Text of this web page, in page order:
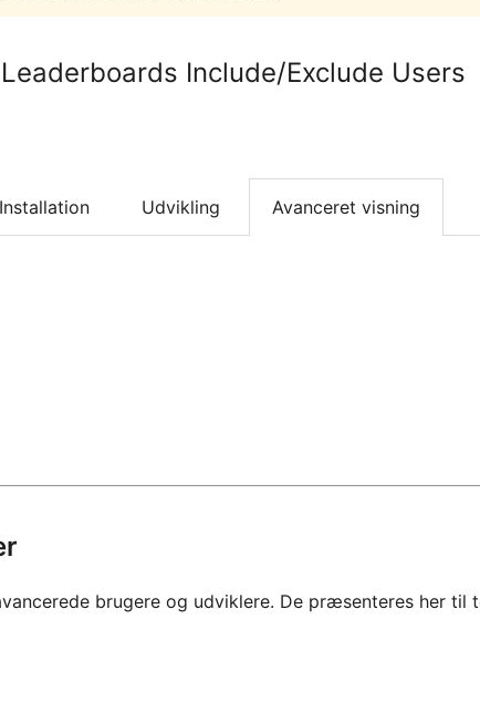
Include/Exclude Users
Installation Udvikling Avanceret visning
brugere og udviklere. De præsenteres her til